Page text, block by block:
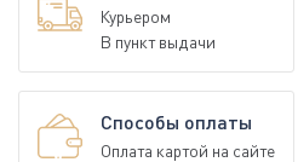
Курьером
В пункт выдачи
Способы оплаты
Оплата картой на сайте